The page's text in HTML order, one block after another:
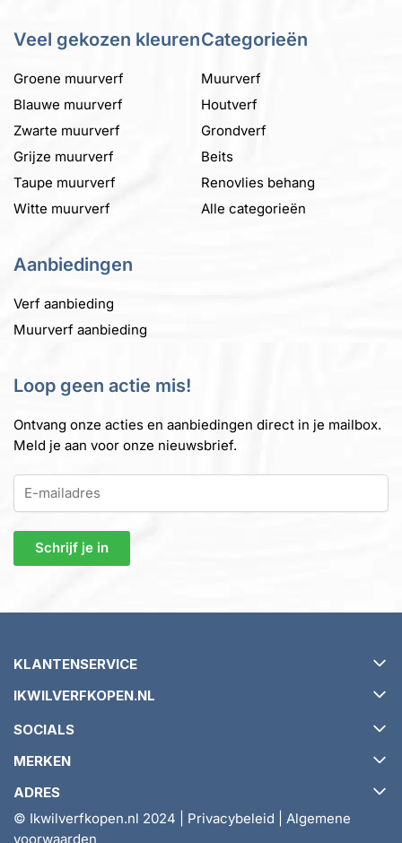
Veel gekozen kleuren
Groene muurverf
Blauwe muurverf
Zwarte muurverf
Grijze muurverf
Taupe muurverf
Witte muurverf
Categorieën
Muurverf
Houtverf
Grondverf
Beits
Renovlies behang
Alle categorieën
Aanbiedingen
Verf aanbieding
Muurverf aanbieding
Loop geen actie mis!
Ontvang onze acties en aanbiedingen direct in je mailbox.
Meld je aan voor onze nieuwsbrief.
KLANTENSERVICE
Retourneren en ruilen
Garantie en klachtenbeleid
Veelgestelde vragen (FAQ)
Account
IKWILVERFKOPEN.NL
Over ikwilverfkopen.nl
Algemene voorwaarden
Tips & Tricks
SOCIALS
MERKEN
Graphenstone
ADRES
Ikwilverfkopen.nl
© Ikwilverfkopen.nl 2024 | Privacybeleid
Algemene
voorwaarden